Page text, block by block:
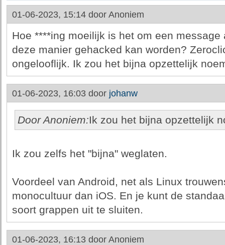
01-06-2023, 15:14 door Anoniem
Hoe ****ing moeilijk is het om een
deze manier gehacked kan worden?
ongelooflijk. Ik zou het bijna opzettelijk
01-06-2023, 16:03 door johanw
Door Anoniem:Ik zou het bijna opzettelijk
Ik zou zelfs het "bijna" weglaten.
Voordeel van Android, net als Linux
monocultuur dan iOS. En je kunt de
soort grappen uit te sluiten.
01-06-2023, 16:13 door Anoniem